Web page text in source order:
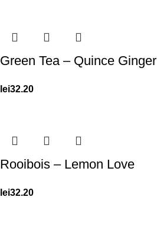
Green Tea – Quince Ginger
lei32.20
Rooibois – Lemon Love
lei32.20